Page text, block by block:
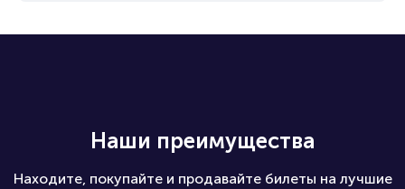
Наши преимущества
Находите, покупайте и продавайте билеты на лучшие